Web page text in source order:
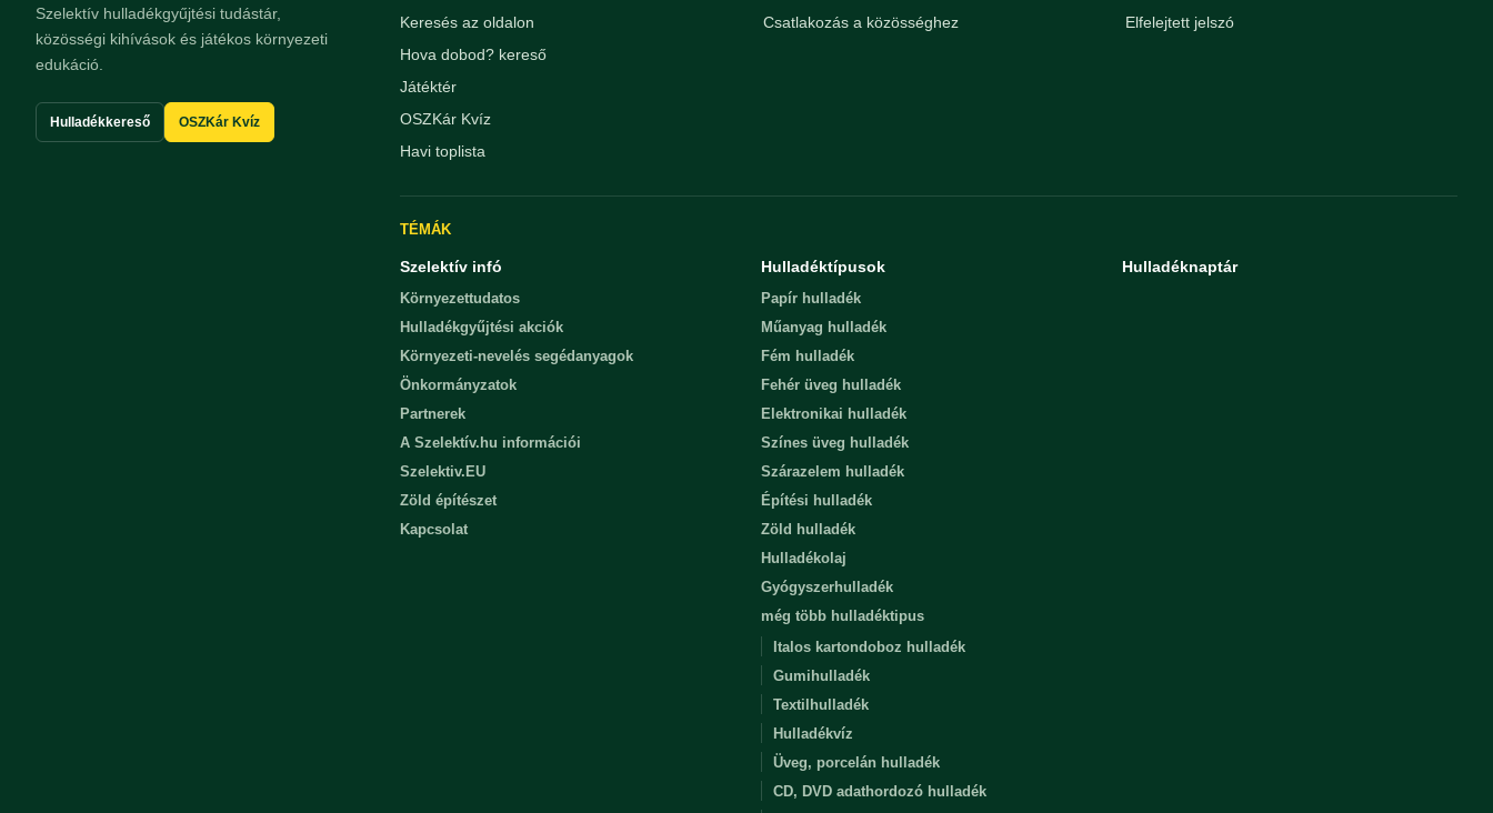
Szelektív hulladékgyűjtési tudástár,
közösségi kihívások és játékos környezeti
edukáció.
Hulladékkereső OSZKár Kvíz
Keresés az oldalon
Hova dobod? kereső
Játéktér
OSZKár Kvíz
Havi toplista
Csatlakozás a közösséghez
Elfelejtett jelszó
TÉMÁK
Szelektív infó
Környezettudatos
Hulladékgyűjtési akciók
Környezeti-nevelés segédanyagok
Önkormányzatok
Partnerek
A Szelektív.hu információi
Szelektiv.EU
Zöld építészet
Kapcsolat
Hulladéktípusok
Papír hulladék
Műanyag hulladék
Fém hulladék
Fehér üveg hulladék
Elektronikai hulladék
Színes üveg hulladék
Szárazelem hulladék
Építési hulladék
Zöld hulladék
Hulladékolaj
Gyógyszerhulladék
még több hulladéktipus
Italos kartondoboz hulladék
Gumihulladék
Textilhulladék
Hulladékvíz
Üveg, porcelán hulladék
CD, DVD adathordozó hulladék
Hulladéknaptár